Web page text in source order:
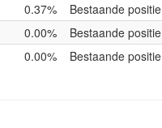
0.37%
Bestaande positie
0.00%
Bestaande positie
0.00% Bestaande positie